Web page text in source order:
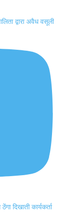
द्वारा अवैध वसूली
दिखाती कार्यकर्ता